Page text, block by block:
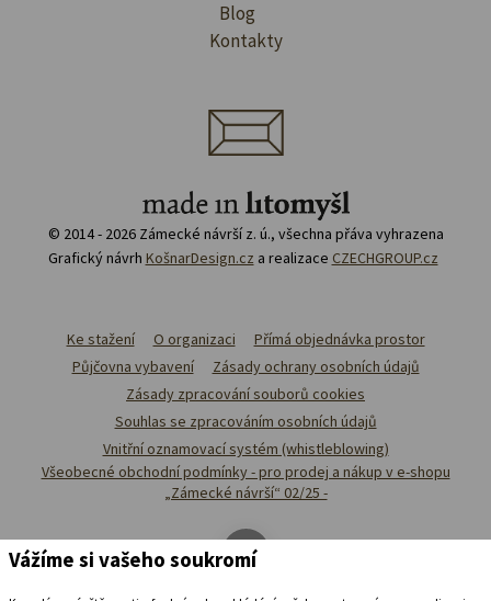
Blog
Kontakty
© 2014 - 2026 Zámecké návrší z. ú., všechna přáva vyhrazena
Grafický návrh KošnarDesign.cz a realizace CZECHGROUP.cz
Ke stažení O organizaci
Přímá objednávka prostor
Půjčovna vybavení
Zásady ochrany osobních údajů
Zásady zpracování souborů cookies
Souhlas se zpracováním osobních údajů
Vnitřní oznamovací systém (whistleblowing)
Všeobecné obchodní podmínky - pro prodej a nákup v e-shopu
„Zámecké návrší“ 02/25 -
Vážíme si vašeho soukromí